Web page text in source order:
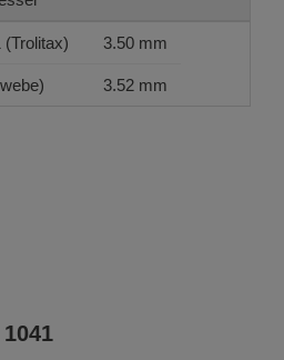
(Trolitax) 3.50 mm
3.52 mm
1041